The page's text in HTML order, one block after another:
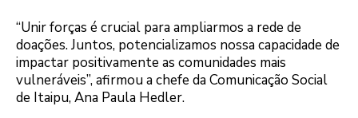
“Unir forças é crucial para ampliarmos a rede de
doações. Juntos, potencializamos nossa capacidade de
impactar positivamente as comunidades mais
vulneráveis”, afirmou a chefe da Comunicação Social
de Itaipu, Ana Paula Hedler.